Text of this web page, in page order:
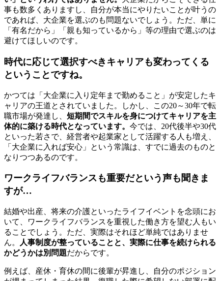
事も数多くありますし、自分が本当にやりたいことが叶うの
であれば、大企業を選ぶのも問題ないでしょう。ただ、単に
「有名だから」「親も知っているから」等の理由で選ぶのは
避けてほしいのです。
時代に応じて選択すべきキャリアも変わってくる
ということですね。
かつては「大企業に入り定年まで勤めること」が安定したキ
ャリアの王道とされていました。しかし、この20～30年で転
職市場が発達し、 短期間でスキルを身につけてキャリアを主
体的に築ける時代となっています。 今では、20代後半や30代
といった若さで、経営者や起業家として活躍する人も増え、
「大企業に入れば安心」という常識は、すでに過去のものと
なりつつあるのです。
ワークライフバランスも重要だという声も聞きま
すが…
結婚や出産、将来の介護といったライフイベントを念頭にお
いて、ワークライフバランスを重視した働き方を望む人もい
ることでしょう。ただ、実際はそれほど単純ではありませ
ん。
人事制度が整っていることと、実際に仕事を続けられる
かどうかは別問題だからです。
例えば、産休・育休の間に後輩が昇進し、自分のポジション